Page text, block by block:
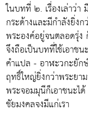
ในบทที่ ๒. เรื่องเล่าว่
กระด้างและมีกำลังยิ่ง
พระองค์อยู่จนตลอดรุ่
จึงถือเป็นบทที่ใช้เอาช
คำแปล - อาฬะวกะยัก
ฤทธิ์ใหญ่ยิ่งกว่าพระยา
พระจอมมุนีก็เอาชนะไ
ชัยมงคลจงมีแก่เรา